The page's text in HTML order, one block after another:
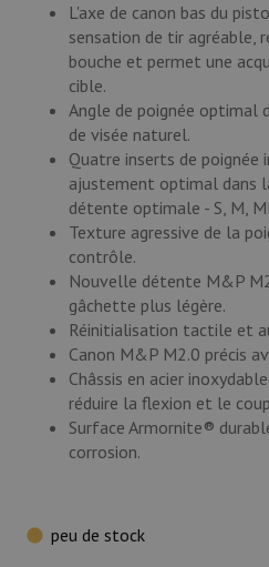
L'axe de canon bas du
sensation de tir agréable,
bouche et permet une
cible.
Angle de poignée optimal
de visée naturel.
Quatre inserts de poignée
ajustement optimal dans
détente optimale - S, M,
Texture agressive de la
contrôle.
Nouvelle détente M&P
gâchette plus légère.
Réinitialisation tactile et
Canon M&P M2.0 précis
Châssis en acier
réduire la flexion et le
Surface Armornite®
corrosion.
peu de stock